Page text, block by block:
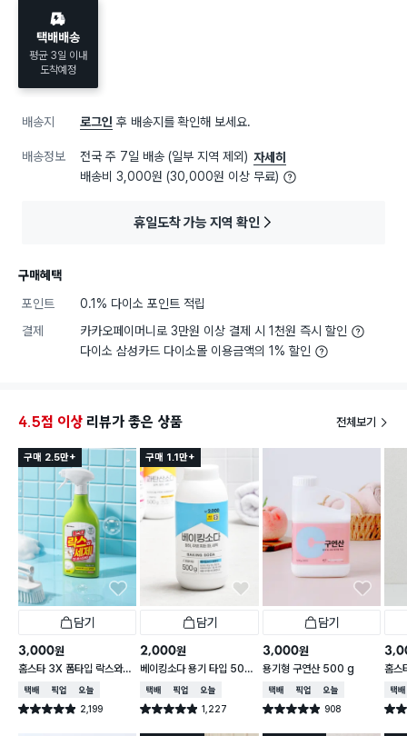
택배배송
평균 3일 이내
도착예정
배송지 로그인 후 배송지를 확인해 보세요.
배송정보 전국 주 7일 배송 (일부 지역 제외) 자세히
배송비 3,000원 (30,000원 이상 무료)
휴일도착 가능 지역 확인
구매혜택
포인트
0.1% 다이소 포인트 적립
결제
카카오페이머니로 3만원 이상 결제 시 1천원 즉시 할인
다이소 삼성카드 다이소몰 이용금액의 1% 할인
4.5점 이상 리뷰가 좋은 상품 전체보기
구매 2.5만+
담기
3,000원
홈스타 3X 폼타입 락스와세
제 (후레쉬향)
택배배송매장픽업오늘배송
별점 4.9점 2,199
건 작성
구매 1.1만+
담기
2,000원
베이킹소다 용기 타입 500
g
택배배송매장픽업오늘배송
별점 4.9점 1,227
건 작성
담기
3,000원
용기형 구연산 500 g
택배배송매장픽업오늘배송
별점 4.9점 908
건 작성
홈스
파
택배
별점